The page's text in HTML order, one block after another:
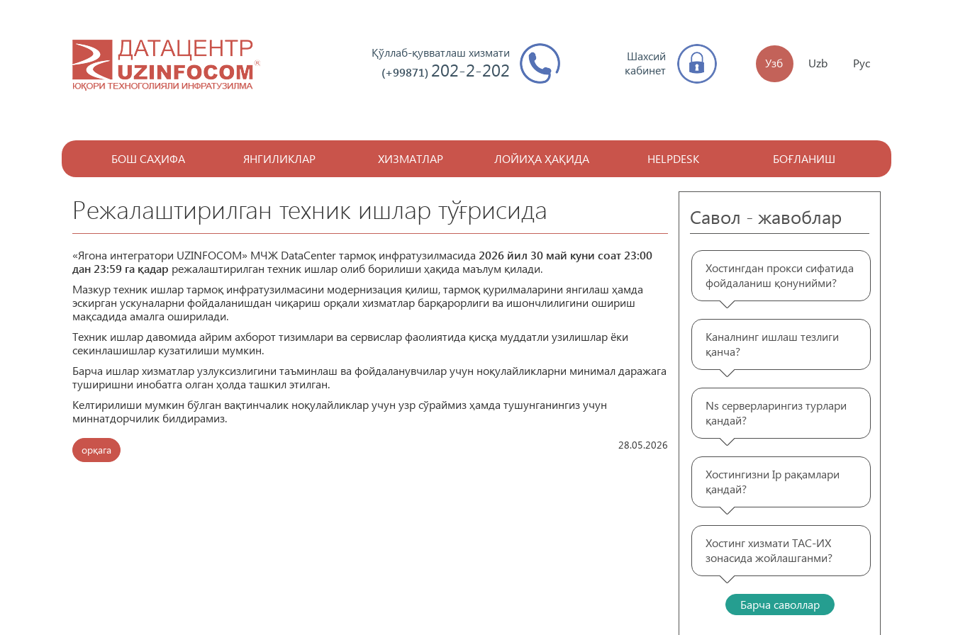
БОШ САҲИФА ЯНГИЛИКЛАР ХИЗМАТЛАР ЛОЙИҲА ҲАҚИДА HELPDESK БОҒЛАНИШ
Узб Uzb Рус
Шахсий
кабинет
Қўллаб-қувватлаш хизмати
(+99871) 202-2-202
Режалаштирилган техник ишлар тўғрисида
«Ягона интегратори UZINFOCOM» МЧЖ DataCenter тармоқ инфратузилмасида 2026 йил 30 май куни соат 23:00
дан 23:59 га қадар режалаштирилган техник ишлар олиб борилиши ҳақида маълум қилади.
Мазкур техник ишлар тармоқ инфратузилмасини модернизация қилиш, тармоқ қурилмаларини янгилаш ҳамда
эскирган ускуналарни фойдаланишдан чиқариш орқали хизматлар барқарорлиги ва ишончлилигини ошириш
мақсадида амалга оширилади.
Техник ишлар давомида айрим ахборот тизимлари ва сервислар фаолиятида қисқа муддатли узилишлар ёки
секинлашишлар кузатилиши мумкин.
Барча ишлар хизматлар узлуксизлигини таъминлаш ва фойдаланувчилар учун ноқулайликларни минимал даражага
туширишни инобатга олган ҳолда ташкил этилган.
Келтирилиши мумкин бўлган вақтинчалик ноқулайликлар учун узр сўраймиз ҳамда тушунганингиз учун
миннатдорчилик билдирамиз.
орқага 28.05.2026
Савол - жавоблар
Хостингдан прокси сифатида
фойдаланиш қонунийми?
Каналнинг ишлаш тезлиги
қанча?
Ns серверларингиз турлари
қандай?
Хостингизни Ip рақамлари
қандай?
Хостинг хизмати ТАС-ИХ
зонасида жойлашганми?
Барча саволлар